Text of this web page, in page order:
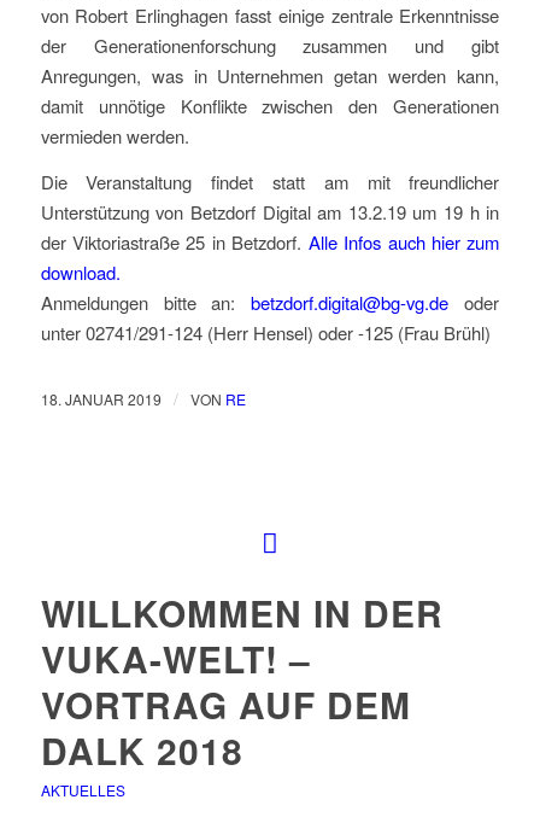
von Robert Erlinghagen fasst einige zentrale Erkenntnisse
der Generationenforschung zusammen und gibt
Anregungen, was in Unternehmen getan werden kann,
damit unnötige Konflikte zwischen den Generationen
vermieden werden.
Die Veranstaltung findet statt am mit freundlicher
Unterstützung von Betzdorf Digital am 13.2.19 um 19 h in
der Viktoriastraße 25 in Betzdorf. Alle Infos auch hier zum
download.
Anmeldungen bitte an:betzdorf.digital@bg-vg.de oder
unter 02741/291-124 (Herr Hensel) oder -125 (Frau Brühl)
18. JANUAR 2019 / VON RE
WILLKOMMEN IN DER
VUKA-WELT! –
VORTRAG AUF DEM
DALK 2018
AKTUELLES